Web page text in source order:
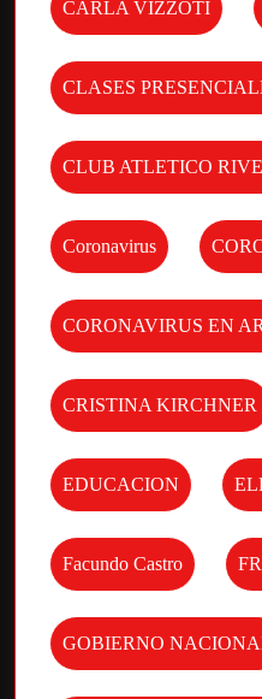
CARLA VIZZOTI
CLASES
CLUB ATLETICO
Coronavirus
CORONAVIRUS EN
CRISTINA KIRCHNER
EDUCACION
Facundo Castro
GOBIERNO